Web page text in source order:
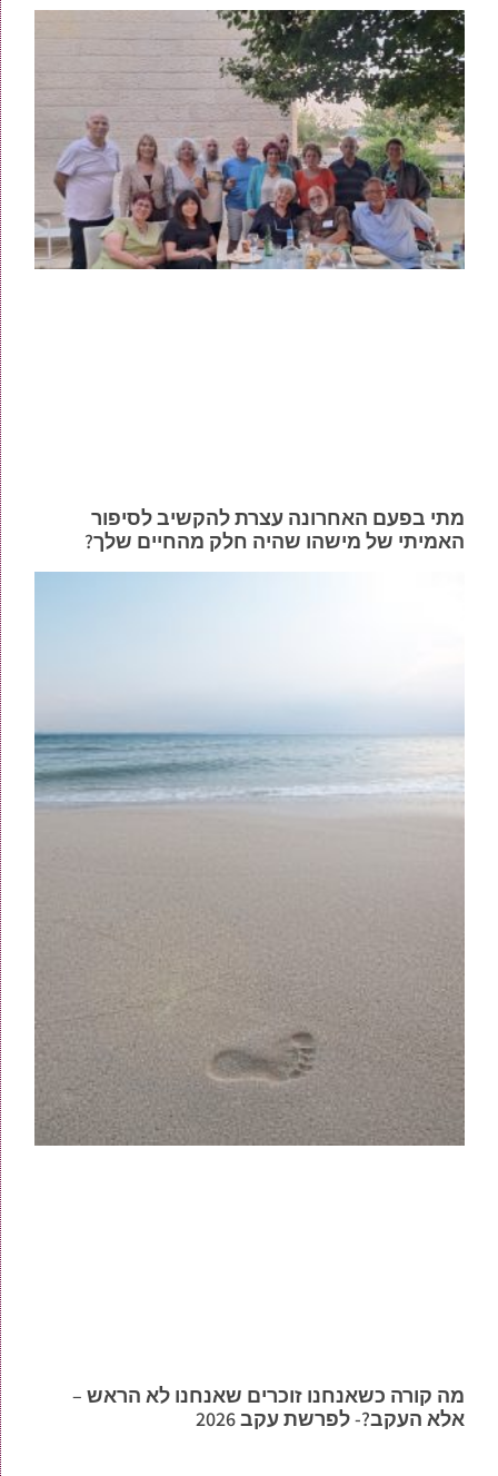
מתי בפעם האחרונה עצרת להקשיב לסיפור
האמיתי של מישהו שהיה חלק מהחיים שלך?
מה קורה כשאנחנו זוכרים שאנחנו לא הראש –
אלא העקב?- לפרשת עקב 2026